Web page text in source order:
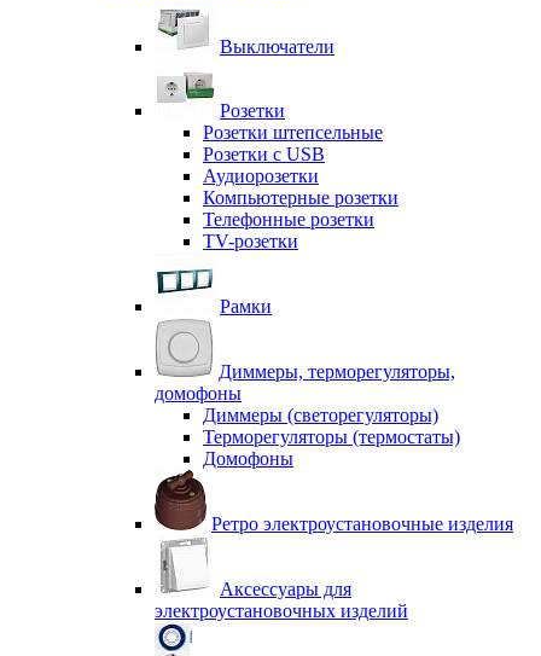
Выключатели
Розетки
Розетки штепсельные
Розетки с USB
Аудиорозетки
Компьютерные розетки
Телефонные розетки
TV-розетки
Рамки
Диммеры, терморегуляторы,
домофоны
Диммеры (светорегуляторы)
Терморегуляторы (термостаты)
Домофоны
Ретро электроустановочные изделия
Аксессуары для
электроустановочных изделий